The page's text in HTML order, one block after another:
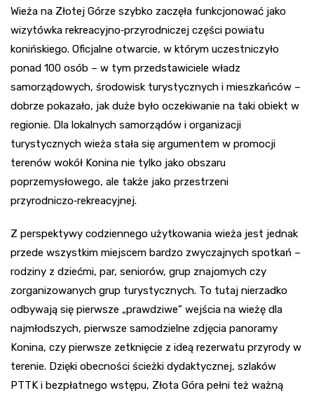
Wieża na Złotej Górze szybko zaczęła funkcjonować jako
wizytówka rekreacyjno‑przyrodniczej części powiatu
konińskiego. Oficjalne otwarcie, w którym uczestniczyło
ponad 100 osób – w tym przedstawiciele władz
samorządowych, środowisk turystycznych i mieszkańców –
dobrze pokazało, jak duże było oczekiwanie na taki obiekt w
regionie. Dla lokalnych samorządów i organizacji
turystycznych wieża stała się argumentem w promocji
terenów wokół Konina nie tylko jako obszaru
poprzemysłowego, ale także jako przestrzeni
przyrodniczo‑rekreacyjnej.
Z perspektywy codziennego użytkowania wieża jest jednak
przede wszystkim miejscem bardzo zwyczajnych spotkań –
rodziny z dziećmi, par, seniorów, grup znajomych czy
zorganizowanych grup turystycznych. To tutaj nierzadko
odbywają się pierwsze „prawdziwe” wejścia na wieżę dla
najmłodszych, pierwsze samodzielne zdjęcia panoramy
Konina, czy pierwsze zetknięcie z ideą rezerwatu przyrody w
terenie. Dzięki obecności ścieżki dydaktycznej, szlaków
PTTK i bezpłatnego wstępu, Złota Góra pełni też ważną